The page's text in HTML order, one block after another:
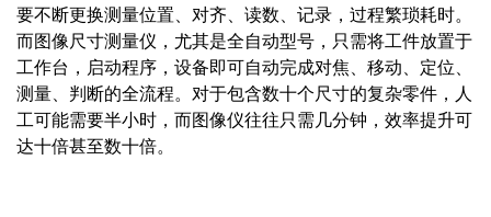
要不断更换测量位置、对齐、读数、记录，过程繁琐耗时。
而图像尺寸测量仪，尤其是全自动型号，只需将工件放置于
工作台，启动程序，设备即可自动完成对焦、移动、定位、
测量、判断的全流程。对于包含数十个尺寸的复杂零件，人
工可能需要半小时，而图像仪往往只需几分钟，效率提升可
达十倍甚至数十倍。